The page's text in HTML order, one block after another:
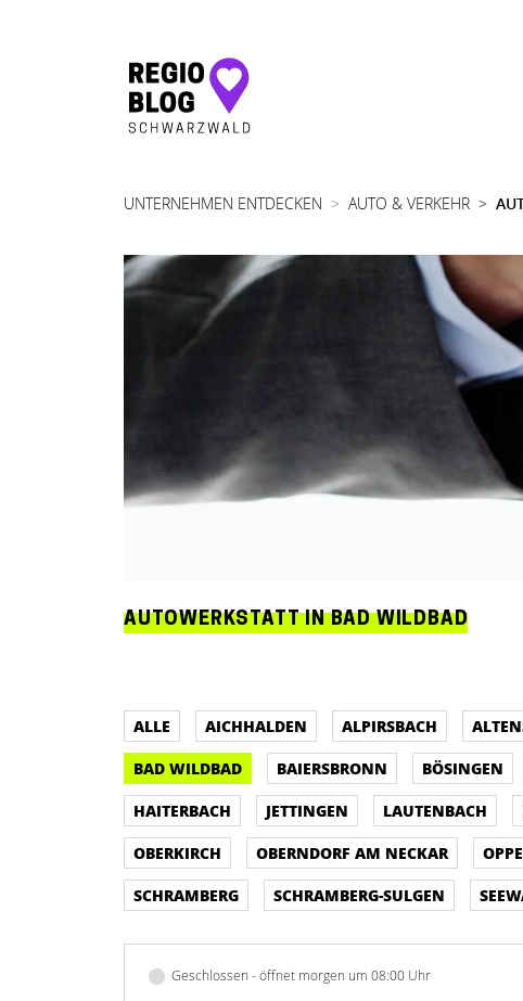
Hauptnavigation
UNTERNEHMEN ENTDECKEN AUTO & VERKEHR
AUTOWERKSTATT IN BAD WILDBAD
ALLE AICHHALDEN ALPIRSBACH
BAD WILDBAD
BAIERSBRONN BÖSINGEN
HAITERBACH
JETTINGEN LAUTENBACH
OBERKIRCH
OBERNDORF AM NECKAR
SCHRAMBERG
SCHRAMBERG-SULGEN
Geschlossen - öffnet morgen um 08:00 Uhr